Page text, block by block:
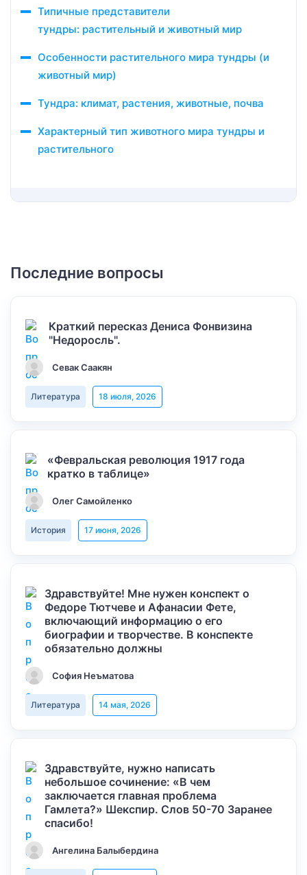
Типичные представители
тундры: растительный и животный мир
Особенности растительного мира тундры (и
животный мир)
Тундра: климат, растения, животные, почва
Характерный тип животного мира тундры и
растительного
Последние вопросы
Краткий пересказ Дениса Фонвизина
"Недоросль".
Севак Саакян
Литература 18 июля, 2026
«Февральская революция 1917 года
кратко в таблице»
Олег Самойленко
История 17 июня, 2026
Здравствуйте! Мне нужен конспект о
Федоре Тютчеве и Афанасии Фете,
включающий информацию о его
биографии и творчестве. В конспекте
обязательно должны
София Неъматова
Литература 14 мая, 2026
Здравствуйте, нужно написать
небольшое сочинение: «В чем
заключается главная проблема
Гамлета?» Шекспир. Слов 50-70 Заранее
спасибо!
Ангелина Балыбердина